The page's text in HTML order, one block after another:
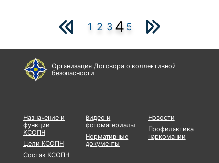
1 2 3 4 5
Организация Договора о коллективной
безопасности
Назначение и
функции
КСОПН
Цели КСОПН
Состав КСОПН
Видео и
фотоматериалы
Нормативные
документы
Новости
Профилактика
наркомании